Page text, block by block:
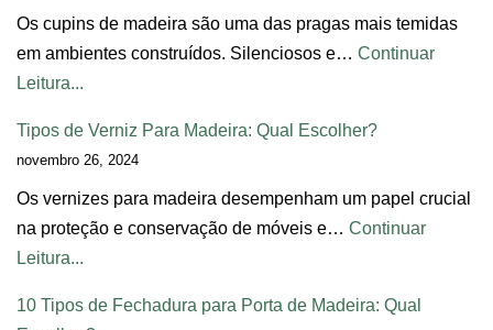
Os cupins de madeira são uma das pragas mais temidas
em ambientes construídos. Silenciosos e… Continuar
Leitura...
Tipos de Verniz Para Madeira: Qual Escolher?
novembro 26, 2024
Os vernizes para madeira desempenham um papel crucial
na proteção e conservação de móveis e… Continuar
Leitura...
10 Tipos de Fechadura para Porta de Madeira: Qual